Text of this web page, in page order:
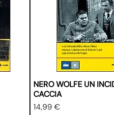
NERO WOLFE UN
CACCIA
Prezzo
14,99 €